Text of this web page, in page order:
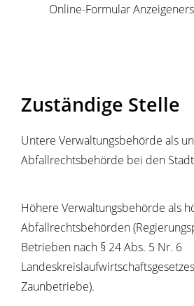
Online-Formular
Zuständige Stelle
Untere Verwaltungsbehörde als
Abfallrechtsbehörde bei den
Höhere Verwaltungsbehörde als
Abfallrechtsbehörden
Betrieben nach § 24 Abs. 5 Nr. 6
Zaunbetriebe).